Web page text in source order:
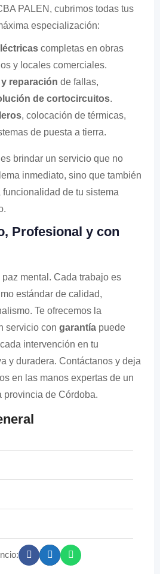
PALEN, cubrimos todas tus
especialización:
completas en obras
y locales comerciales.
reparación de fallas,
de cortocircuitos.
, colocación de térmicas,
de puesta a tierra.
brindar un servicio que no
inmediato, sino que también
de tu sistema
Profesional y con
mental. Cada trabajo es
estándar de calidad,
Te ofrecemos la
servicio con garantía puede
intervención en tu
y duradera. Contáctanos y deja
en las manos expertas de un
provincia de Córdoba.